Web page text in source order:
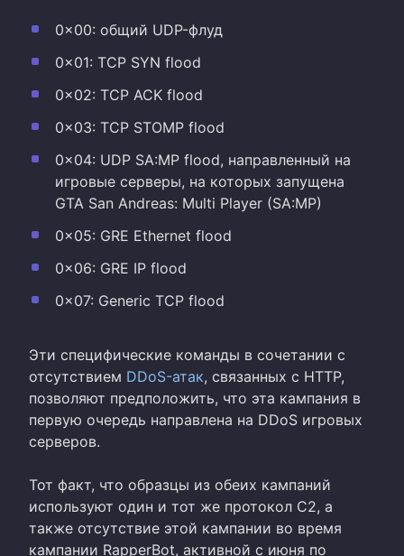
0x00: общий UDP-флуд
0x01: TCP SYN flood
0x02: TCP ACK flood
0x03: TCP STOMP flood
0x04: UDP SA:MP flood, направленный на
игровые серверы, на которых запущена
GTA San Andreas: Multi Player (SA:MP)
0x05: GRE Ethernet flood
0x06: GRE IP flood
0x07: Generic TCP flood
Эти специфические команды в сочетании с
отсутствием DDoS-атак, связанных с HTTP,
позволяют предположить, что эта кампания в
первую очередь направлена на DDoS игровых
серверов.
Тот факт, что образцы из обеих кампаний
используют один и тот же протокол C2, а
также отсутствие этой кампании во время
кампании RapperBot, активной с июня по